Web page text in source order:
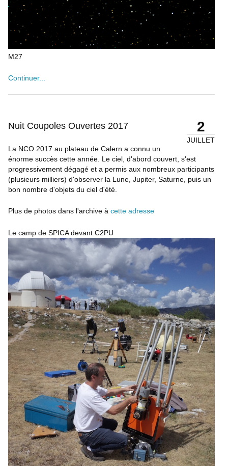
M27
Continuer...
2
JUILLET
Nuit Coupoles Ouvertes 2017
La NCO 2017 au plateau de Calern a connu un
énorme succès cette année. Le ciel, d'abord couvert, s'est
progressivement dégagé et a permis aux nombreux participants
(plusieurs milliers) d'observer la Lune, Jupiter, Saturne, puis un
bon nombre d'objets du ciel d'été.
Plus de photos dans l'archive à cette adresse
Le camp de SPICA devant C2PU